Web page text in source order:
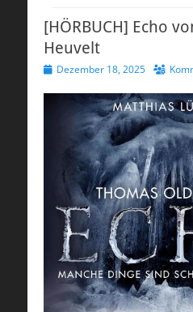
[HÖRBUCH] Echo
Heuvelt
Veröffentlicht
Dezember 18, 2025